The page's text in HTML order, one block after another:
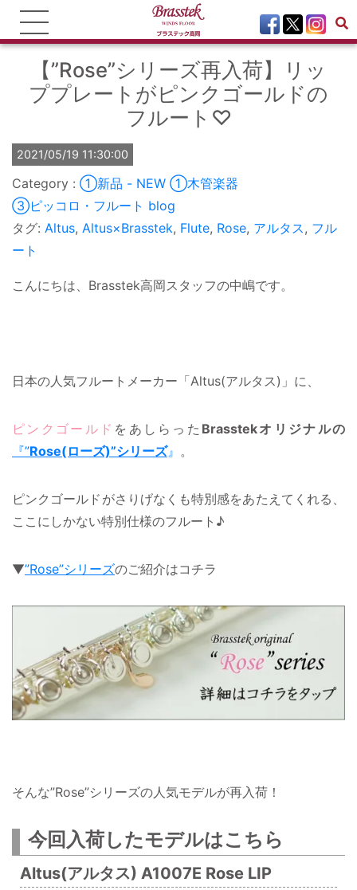
【”Rose”シリーズ再入荷】リッ
ププレートがピンクゴールドの
フルート♡
2021/05/19 11:30:00
①新品 - NEW ①木管楽器
③ピッコロ・フルート blog
タグ: Altus, Altus×Brasstek, Flute, Rose, アルタス, フル
ート
こんにちは、Brasstek高岡スタッフの中嶋です。
日本の人気フルートメーカー「Altus(アルタス)」に、
ピンクゴールド をあしらった Brasstekオリジナルの
『”Rose(ローズ)”シリーズ』 。
ピンクゴールドがさりげなくも特別感をあたえてくれる、
ここにしかない特別仕様のフルート♪
▼”Rose”シリーズのご紹介はコチラ
そんな”Rose”シリーズの人気モデルが再入荷！
今回入荷したモデルはこちら
Altus(アルタス) A1007E Rose LIP